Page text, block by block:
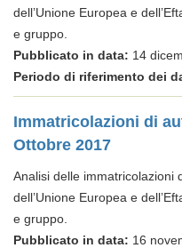
dell’Unione Europea e
e gruppo.
Pubblicato in data: 14
Periodo di riferimento dei
Immatricolazioni di
Ottobre 2017
Analisi delle immatricolazioni
dell’Unione Europea e
e gruppo.
Pubblicato in data: 16